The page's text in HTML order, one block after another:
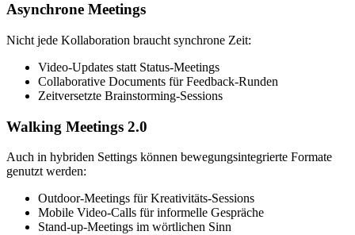
Asynchrone Meetings
Nicht jede Kollaboration braucht synchrone Zeit:
Video-Updates statt Status-Meetings
Collaborative Documents für Feedback-Runden
Zeitversetzte Brainstorming-Sessions
Walking Meetings 2.0
Auch in hybriden Settings können bewegungsintegrierte Formate
genutzt werden:
Outdoor-Meetings für Kreativitäts-Sessions
Mobile Video-Calls für informelle Gespräche
Stand-up-Meetings im wörtlichen Sinn